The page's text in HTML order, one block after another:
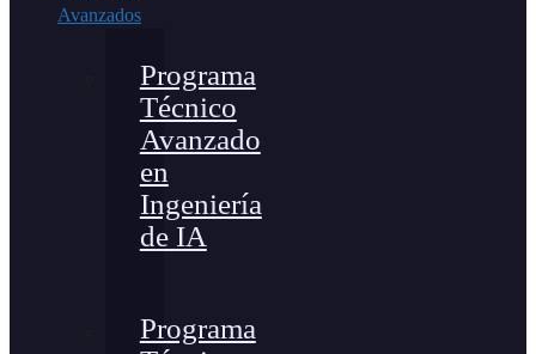
Avanzados
Programa
Técnico
Avanzado
en
Ingeniería
de IA
Programa